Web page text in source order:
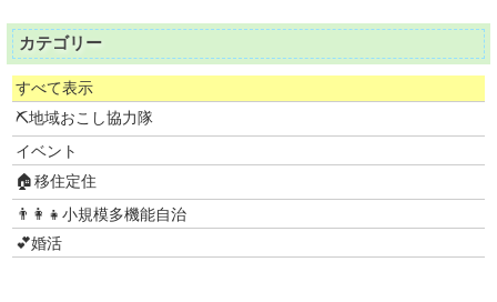
カテゴリー
すべて表示
⛏地域おこし協力隊
イベント
🏠移住定住
👨‍👩‍👧小規模多機能自治
💕婚活